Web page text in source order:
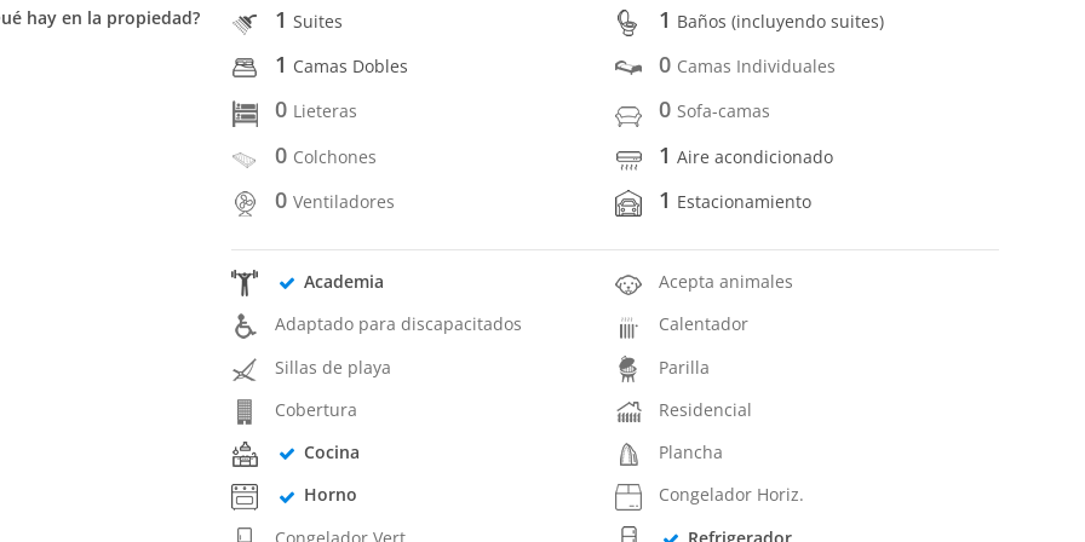
hay en la propiedad? 1Suites 1 Baños (incluyendo suites)
1 Camas Dobles 0 Camas Individuales
0 Lieteras 0 Sofa-camas
0 Colchones 1Aire acondicionado
0Ventiladores 1 Estacionamiento
Academia
Acepta animales
Adaptado para discapacitados
Calentador
Sillas de playa
Parilla
Cobertura
Residencial
Cocina
Plancha
Horno
Congelador Horiz.